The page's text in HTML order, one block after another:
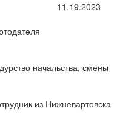
11.19.2023
начальства, смены
из Нижневартовска